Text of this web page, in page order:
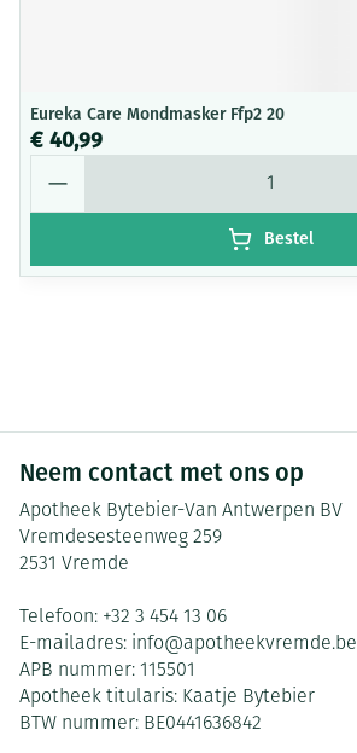
Eureka Care Mondmasker Ffp2 20
€ 40,99
Bestel
Neem contact met ons op
Apotheek Bytebier-Van Antwerpen BV
Vremdesesteenweg 259
2531 Vremde
Telefoon: +32 3 454 13 06
E-mailadres: info@apotheekvremde.be
APB nummer: 115501
Apotheek titularis: Kaatje Bytebier
BTW nummer: BE0441636842